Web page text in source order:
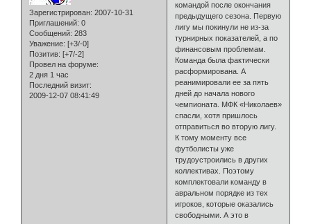
Зарегистрирован: 2007-10-31
Приглашений: 0
Сообщений: 283
Уважение: [+3/-0]
Позитив: [+7/-2]
Провел на форуме:
2 дня 1 час
Последний визит:
2009-12-07 08:41:49
командой после окончания
предыдущего сезона. Первую
лигу мы покинули не из-за
турнирных показателей, а по
финансовым проблемам.
Команда была фактически
расформирована. А
реанимировали ее за пять
дней до начала нового
чемпионата. МФК «Николаев»
спасли, хотя пришлось
отправиться во вторую лигу.
К тому моменту все
футболисты уже
трудоустроились в других
коллективах. Поэтому
комплектовали команду в
авральном порядке из тех
игроков, которые оказались
свободными. А это в